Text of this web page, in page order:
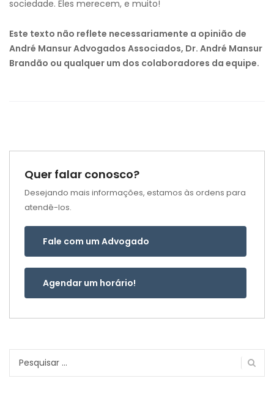
sociedade. Eles merecem, e muito!
Este texto não reflete necessariamente a opinião de
André Mansur Advogados Associados, Dr. André Mansur
Brandão ou qualquer um dos colaboradores da equipe.
Quer falar conosco?
Desejando mais informações, estamos às ordens para
atendê-los.
Fale com um Advogado
Agendar um horário!
Pesquisar